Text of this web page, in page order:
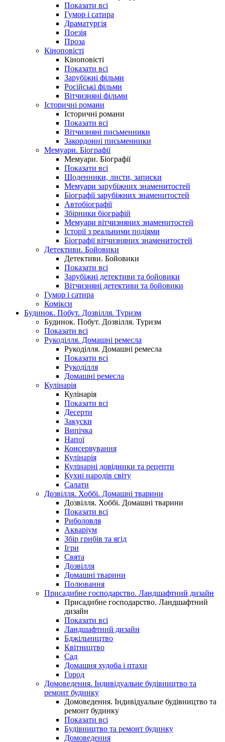
Показати всі
Гумор і сатира
Драматургія
Поезія
Проза
Кіноповісті
Кіноповісті
Показати всі
Зарубіжні фільми
Російські фільми
Вітчизняні фільми
Історичні романи
Історичні романи
Показати всі
Вітчизняні письменники
Закордонні письменники
Мемуари. Біографії
Мемуари. Біографії
Показати всі
Щоденники, листи, записки
Мемуари зарубіжних знаменитостей
Біографії зарубіжних знаменитостей
Автобіографії
Збірники біографій
Мемуари вітчизняних знаменитостей
Історії з реальними подіями
Біографії вітчизняних знаменитостей
Детективи. Бойовики
Детективи. Бойовики
Показати всі
Зарубіжні детективи та бойовики
Вітчизняні детективи та бойовики
Гумор і сатира
Комікси
Будинок. Побут. Дозвілля. Туризм
Будинок. Побут. Дозвілля. Туризм
Показати всі
Рукоділля. Домашні ремесла
Рукоділля. Домашні ремесла
Показати всі
Рукоділля
Домашні ремесла
Кулінарія
Кулінарія
Показати всі
Десерти
Закуски
Випічка
Напої
Консервування
Кулінарія
Кулінарні довідники та рецепти
Кухні народів світу
Салати
Дозвілля. Хоббі. Домашні тварини
Дозвілля. Хоббі. Домашні тварини
Показати всі
Риболовля
Акваріум
Збір грибів та ягід
Ігри
Свята
Дозвілля
Домашні тварини
Полювання
Присадибне господарство. Ландшафтний дизайн
Присадибне господарство. Ландшафтний
дизайн
Показати всі
Ландшафтний дизайн
Бджільництво
Квітництво
Сад
Домашня худоба і птахи
Город
Домоведення. Індивідуальне будівництво та
ремонт будинку
Домоведення. Індивідуальне будівництво та
ремонт будинку
Показати всі
Будівництво та ремонт будинку
Домоведення